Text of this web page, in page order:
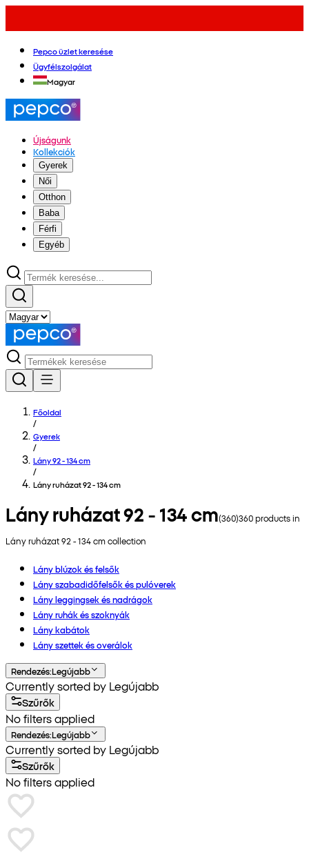
Pepco üzlet keresése
Ügyfélszolgálat
Magyar
Újságunk
Kollekciók
Gyerek
Női
Otthon
Baba
Férfi
Egyéb
Főoldal
/
Gyerek
/
Lány 92 - 134 cm
/
Lány ruházat 92 - 134 cm
Lány ruházat 92 - 134 cm(360)360products in
Lány ruházat 92 - 134 cmcollection
Lány blúzok és felsők
Lány szabadidőfelsők és pulóverek
Lány leggingsek és nadrágok
Lány ruhák és szoknyák
Lány kabátok
Lány szettek és overálok
Rendezés:Legújabb
Currently sorted by Legújabb
Szűrők
No filters applied
Rendezés:Legújabb
Currently sorted by Legújabb
Szűrők
No filters applied